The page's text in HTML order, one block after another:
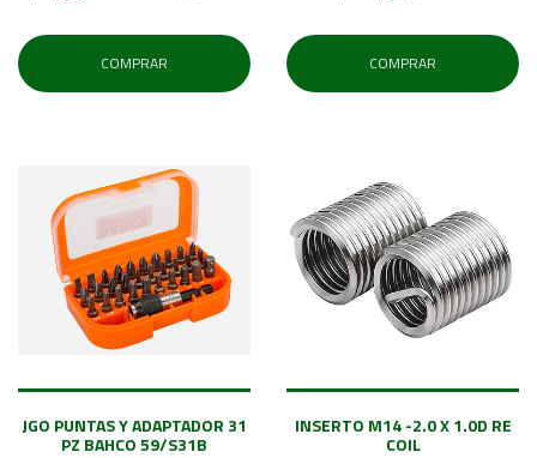
COMPRAR COMPRAR
JGO PUNTAS Y ADAPTADOR 31
PZ BAHCO 59/S31B
INSERTO M14 -2.0 X 1.0D RE
COIL